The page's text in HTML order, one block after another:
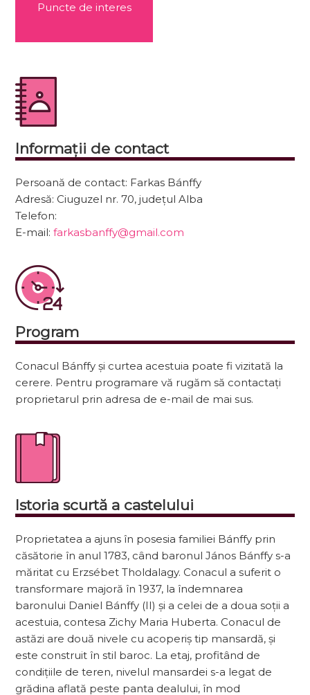
Puncte de interes
Informații de contact
Persoană de contact: Farkas Bánffy
Adresă: Ciuguzel nr. 70, județul Alba
Telefon:
E-mail: farkasbanffy@gmail.com
Program
Conacul Bánffy și curtea acestuia poate fi vizitată la
cerere. Pentru programare vă rugăm să contactați
proprietarul prin adresa de e-mail de mai sus.
Istoria scurtă a castelului
Proprietatea a ajuns în posesia familiei Bánffy prin
căsătorie în anul 1783, când baronul János Bánffy s-a
măritat cu Erzsébet Tholdalagy. Conacul a suferit o
transformare majoră în 1937, la îndemnarea
baronului Daniel Bánffy (II) și a celei de a doua soții a
acestuia, contesa Zichy Maria Huberta. Conacul de
astăzi are două nivele cu acoperiș tip mansardă, și
este construit în stil baroc. La etaj, profitând de
condițiile de teren, nivelul mansardei s-a legat de
grădina aflată peste panta dealului, în mod